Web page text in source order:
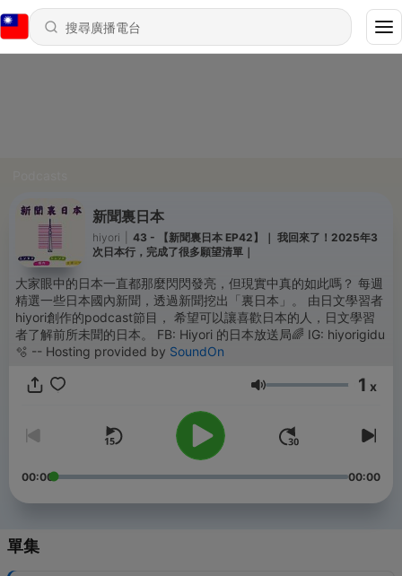
新聞裏日本
hiyori
43 - 【新聞裏日本 EP42】｜ 我回來了！2025年3
次日本行，完成了很多願望清單｜
大家眼中的日本一直都那麼閃閃發亮，但現實中真的如此嗎？ 每週
精選一些日本國內新聞，透過新聞挖出「裏日本」。 由日文學習者
hiyori創作的podcast節目， 希望可以讓喜歡日本的人，日文學習
者了解前所未聞的日本。 FB: Hiyori 的日本放送局🌈 IG: hiyorigidu
🫧 -- Hosting provided by SoundOn
音量 1 x
00:00 00:00
單集